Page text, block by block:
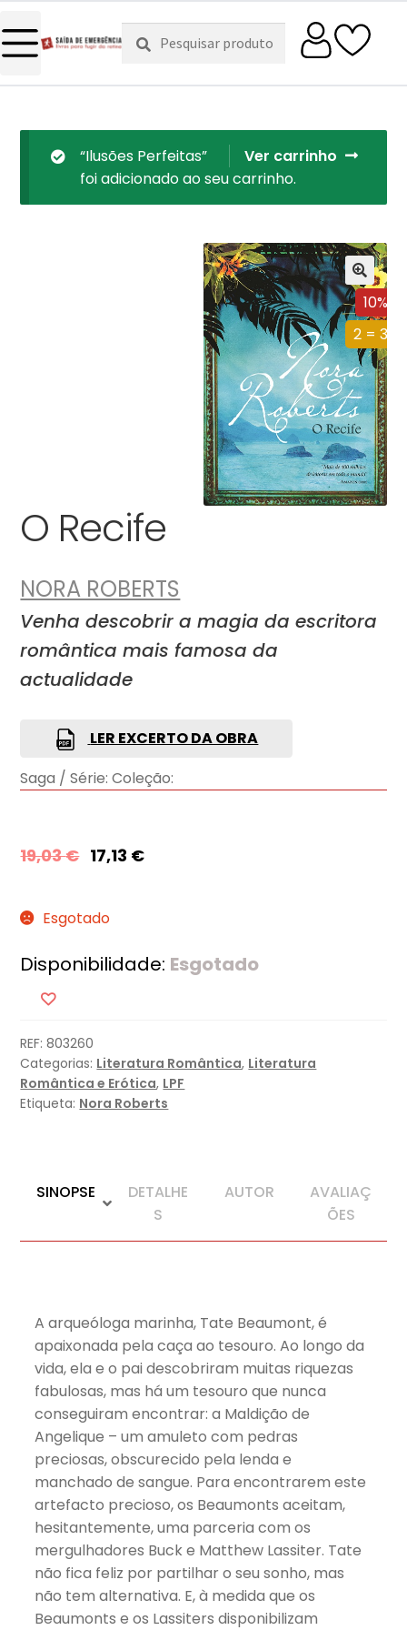
Pesquisar
por:
Pesquisa
Ver carrinho
“Ilusões Perfeitas”
foi adicionado ao seu carrinho.
10%
2 = 3
O Recife
NORA ROBERTS
Venha descobrir a magia da escritora
romântica mais famosa da
actualidade
LER EXCERTO DA OBRA
Saga / Série: Coleção:
19,03€ 17,13 €
Esgotado
Disponibilidade: Esgotado
REF:803260
Categorias: Literatura Romântica, Literatura
Romântica e Erótica, LPF
Etiqueta: Nora Roberts
SINOPSE
DETALHE
S
AUTOR
AVALIAÇ
ÕES
A arqueóloga marinha, Tate Beaumont, é
apaixonada pela caça ao tesouro. Ao longo da
vida, ela e o pai descobriram muitas riquezas
fabulosas, mas há um tesouro que nunca
conseguiram encontrar: a Maldição de
Angelique – um amuleto com pedras
preciosas, obscurecido pela lenda e
manchado de sangue. Para encontrarem este
artefacto precioso, os Beaumonts aceitam,
hesitantemente, uma parceria com os
mergulhadores Buck e Matthew Lassiter. Tate
não fica feliz por partilhar o seu sonho, mas
não tem alternativa. E, à medida que os
Beaumonts e os Lassiters disponibilizam